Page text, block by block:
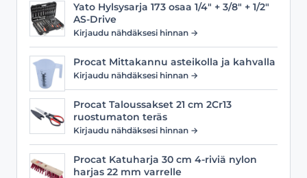
Yato Hylsysarja 173 osaa 1/4" + 3/8" + 1/2"
AS-Drive
Kirjaudu nähdäksesi hinnan →
Procat Mittakannu asteikolla ja kahvalla
Kirjaudu nähdäksesi hinnan →
Procat Taloussakset 21 cm 2Cr13
ruostumaton teräs
Kirjaudu nähdäksesi hinnan →
Procat Katuharja 30 cm 4-riviä nylon
harjas 22 mm varrelle